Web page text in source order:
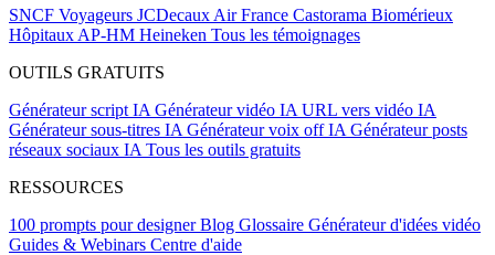
SNCF Voyageurs JCDecaux Air France Castorama Biomérieux
Hôpitaux AP-HM Heineken Tous les témoignages
OUTILS GRATUITS
Générateur script IA Générateur vidéo IA URL vers vidéo IA
Générateur sous-titres IA Générateur voix off IA Générateur posts
réseaux sociaux IA Tous les outils gratuits
RESSOURCES
100 prompts pour designerBlog Glossaire Générateur d'idées vidéo
Guides & Webinars Centre d'aide